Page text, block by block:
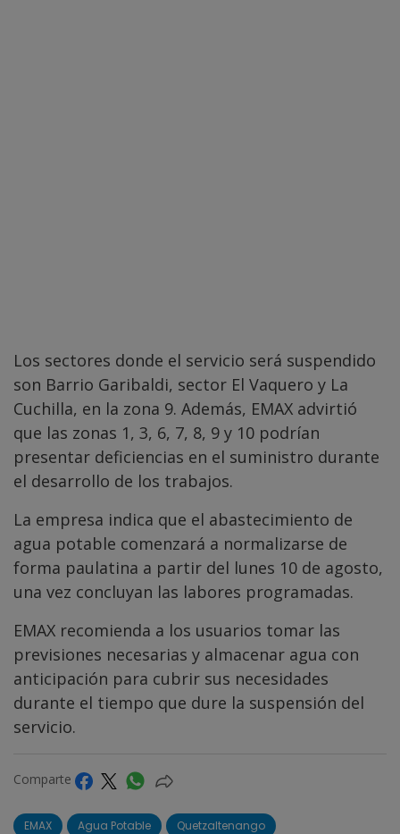
Los sectores donde el servicio será suspendido
son Barrio Garibaldi, sector El Vaquero y La
Cuchilla, en la zona 9. Además, EMAX advirtió
que las zonas 1, 3, 6, 7, 8, 9 y 10 podrían
presentar deficiencias en el suministro durante
el desarrollo de los trabajos.
La empresa indica que el abastecimiento de
agua potable comenzará a normalizarse de
forma paulatina a partir del lunes 10 de agosto,
una vez concluyan las labores programadas.
EMAX recomienda a los usuarios tomar las
previsiones necesarias y almacenar agua con
anticipación para cubrir sus necesidades
durante el tiempo que dure la suspensión del
servicio.
Comparte
EMAX Agua Potable Quetzaltenango